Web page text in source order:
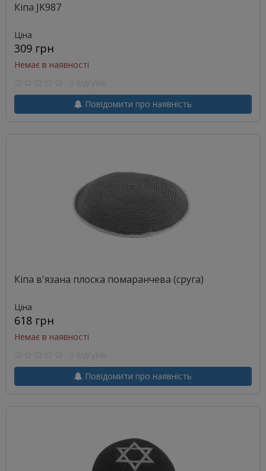
Кіпа JK987
Ціна
309 грн
Немає в наявності
Повідомити про наявність
Кіпа в'язана плоска помаранчева (сруга)
Ціна
618 грн
Немає в наявності
Повідомити про наявність